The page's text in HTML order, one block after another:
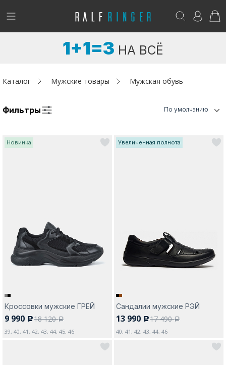
!
Женщинам
Адреса магазинов
Да, все верно Изменить город
Возникли вопросы? - club@ralf.ru
1+1=3 НА ВСЁ
Каталог Мужские товары Мужская обувь
Фильтры По умолчанию
Новинка
Кроссовки мужские ГРЕЙ
9 990 c18 120a
39, 40, 41, 42, 43, 44, 45, 46
Увеличенная полнота
Сандалии мужские РЭЙ
13 990 c17 490a
40, 41, 42, 43, 44, 46